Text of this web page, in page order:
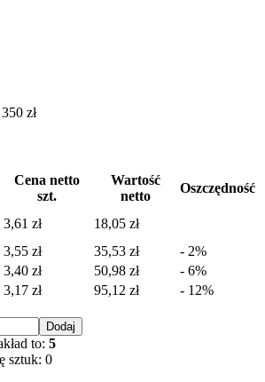
zł
Cena netto
szt.
Wartość
netto
Oszczędność
3,61 zł
18,05 zł
3,55 zł 35,53 zł
- 2%
3,40 zł 50,98 zł
- 6%
3,17 zł 95,12 zł
- 12%
Dodaj
to: 5
sztuk: 0